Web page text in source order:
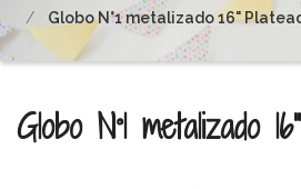
Globo N°1 metalizado 16"
Globo N°1 metalizado